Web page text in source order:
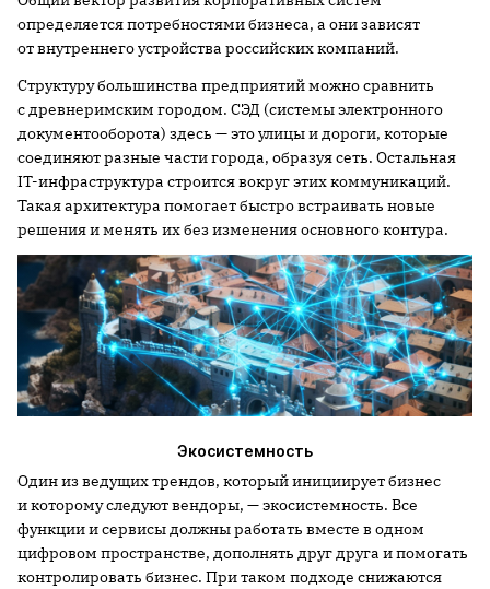
определяется потребностями бизнеса, а они зависят
от внутреннего устройства российских компаний.
Структуру большинства предприятий можно сравнить
с древнеримским городом. СЭД (системы электронного
документооборота) здесь — это улицы и дороги, которые
соединяют разные части города, образуя сеть. Остальная
IT-инфраструктура строится вокруг этих коммуникаций.
Такая архитектура помогает быстро встраивать новые
решения и менять их без изменения основного контура.
Экосистемность
Один из ведущих трендов, который инициирует бизнес
и которому следуют вендоры, — экосистемность. Все
функции и сервисы должны работать вместе в одном
цифровом пространстве, дополнять друг друга и помогать
контролировать бизнес. При таком подходе снижаются